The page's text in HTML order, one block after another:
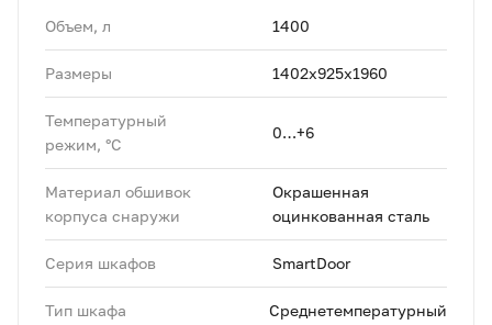
Объем, л 1400
Размеры 1402х925х1960
Температурный
режим, °C
0…+6
Материал обшивок
корпуса снаружи
Окрашенная
оцинкованная сталь
Серия шкафов SmartDoor
Тип шкафа Среднетемпературный